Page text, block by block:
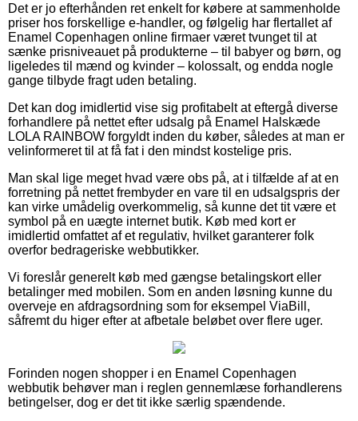
Det er jo efterhånden ret enkelt for købere at sammenholde
priser hos forskellige e-handler, og følgelig har flertallet af
Enamel Copenhagen online firmaer været tvunget til at
sænke prisniveauet på produkterne – til babyer og børn, og
ligeledes til mænd og kvinder – kolossalt, og endda nogle
gange tilbyde fragt uden betaling.
Det kan dog imidlertid vise sig profitabelt at eftergå diverse
forhandlere på nettet efter udsalg på Enamel Halskæde
LOLA RAINBOW forgyldt inden du køber, således at man er
velinformeret til at få fat i den mindst kostelige pris.
Man skal lige meget hvad være obs på, at i tilfælde af at en
forretning på nettet frembyder en vare til en udsalgspris der
kan virke umådelig overkommelig, så kunne det tit være et
symbol på en uægte internet butik. Køb med kort er
imidlertid omfattet af et regulativ, hvilket garanterer folk
overfor bedrageriske webbutikker.
Vi foreslår generelt køb med gængse betalingskort eller
betalinger med mobilen. Som en anden løsning kunne du
overveje en afdragsordning som for eksempel ViaBill,
såfremt du higer efter at afbetale beløbet over flere uger.
Forinden nogen shopper i en Enamel Copenhagen
webbutik behøver man i reglen gennemlæse forhandlerens
betingelser, dog er det tit ikke særlig spændende.